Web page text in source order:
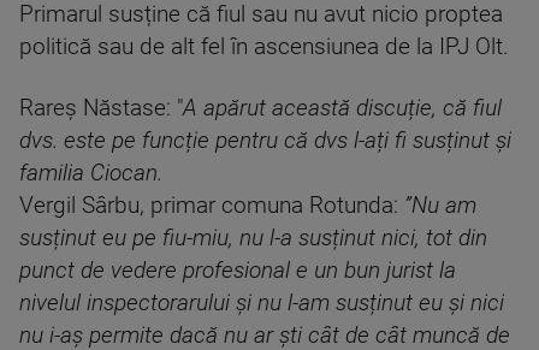
Primarul susține că fiul sau nu avut nicio proptea
politică sau de alt fel în ascensiunea de la IPJ Olt.
Rareș Năstase: "A apărut această discuție, că fiul
dvs. este pe funcție pentru că dvs l-ați fi susținut și
familia Ciocan.
Vergil Sârbu, primar comuna Rotunda: ”Nu am
susținut eu pe fiu-miu, nu l-a susținut nici, tot din
punct de vedere profesional e un bun jurist la
nivelul inspectorarului și nu l-am susținut eu și nici
nu i-aș permite dacă nu ar ști cât de cât muncă de